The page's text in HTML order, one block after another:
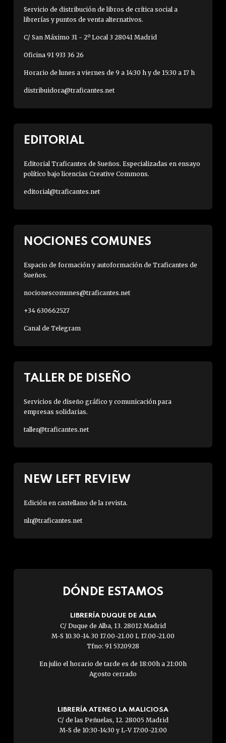
Servicio de distribución de libros de crítica social a
librerías y puntos de venta alternativos.
C/ San Máximo 31 - 2º Local 3 28041 Madrid
Oficina 91 933 36 26
Horario de lunes a viernes de 9 a 14:30 h y de 15:30 a 17 h
distribuidora@traficantes.net
EDITORIAL
Editorial Traficantes de Sueños. Especializadas en ensayo
político bajo licencias Creative Commons.
editorial@traficantes.net
NOCIONES COMUNES
Espacio de formación y autoformación de Traficantes de
Sueños.
nocionescomunes@traficantes.net
+34 630662527
Canal de Telegram
TALLER DE DISEÑO
Servicios de diseño gráfico y comunicación para
empresas solidarias.
taller@traficantes.net
NEW LEFT REVIEW
Edición en castellano de la revista.
nlr@traficantes.net
DÓNDE ESTAMOS
LIBRERÍA DUQUE DE ALBA
C/ Duque de Alba, 13. 28012 Madrid
M-S 10.30-14.30 17.00-21.00 L 17.00-21.00
Tfno: 91 5320928
En julio el horario de tarde es de 18:00h a 21:00h
Agosto cerrado
LIBRERÍA ATENEO LA MALICIOSA
C/ de las Peñuelas, 12. 28005 Madrid
M-S de 10:30-14:30 y L-V 17:00-21:00